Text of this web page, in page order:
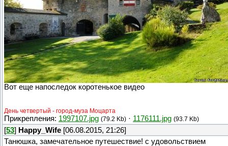
Вот еще напоследок коротенькое видео
День четвертый - город-муза Моцарта
Прикрепления: 1997107.jpg (79.2 Kb) · 1176111.jpg (93.7 Kb)
[53] Happy_Wife [06.08.2015, 21:26]
Танюшка, замечательное путешествие! с удовольствием